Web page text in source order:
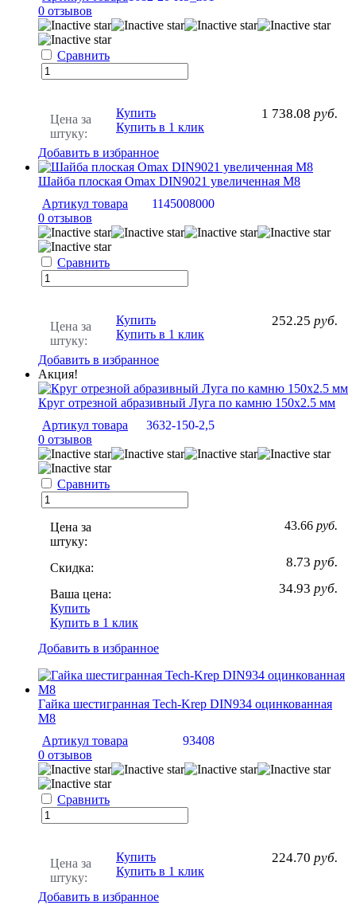
0 отзывов
Сравнить
Цена за
штуку:
1 738.08 руб.
Купить
Купить в 1 клик
Добавить в избранное
Шайба плоская Omax DIN9021 увеличенная M8
Артикул товара
1145008000
0 отзывов
Сравнить
Цена за
штуку:
252.25 руб.
Купить
Купить в 1 клик
Добавить в избранное
Акция!
Круг отрезной абразивный Луга по камню 150х2.5 мм
Артикул товара
3632-150-2,5
0 отзывов
Сравнить
Цена за
штуку:
43.66 руб.
Скидка: 8.73 руб.
Ваша цена: 34.93 руб.
Купить
Купить в 1 клик
Добавить в избранное
Гайка шестигранная Tech-Krep DIN934 оцинкованная
M8
Артикул товара
93408
0 отзывов
Сравнить
Цена за
штуку:
224.70 руб.
Купить
Купить в 1 клик
Добавить в избранное